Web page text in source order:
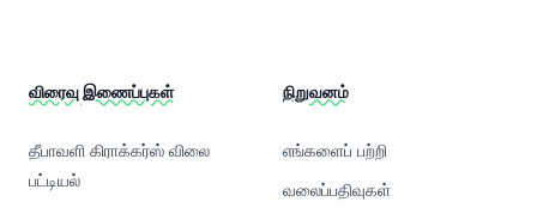
விரைவு இணைப்புகள்
தீபாவளி கிராக்கர்ஸ் விலை
பட்டியல்
நிறுவனம்
எங்களைப் பற்றி
வலைப்பதிவுகள்